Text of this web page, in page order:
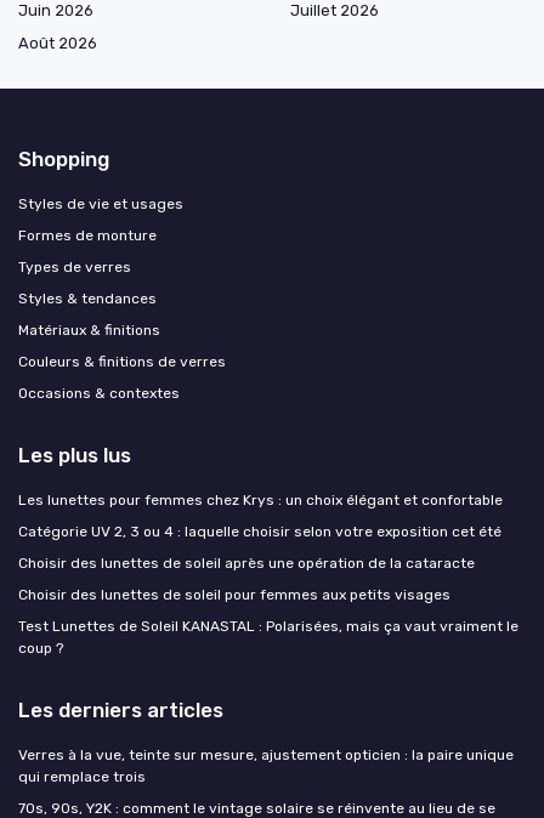
Juin 2026
Juillet 2026
Août 2026
Shopping
Styles de vie et usages
Formes de monture
Types de verres
Styles & tendances
Matériaux & finitions
Couleurs & finitions de verres
Occasions & contextes
Les plus lus
Les lunettes pour femmes chez Krys : un choix élégant et confortable
Catégorie UV 2, 3 ou 4 : laquelle choisir selon votre exposition cet été
Choisir des lunettes de soleil après une opération de la cataracte
Choisir des lunettes de soleil pour femmes aux petits visages
Test Lunettes de Soleil KANASTAL : Polarisées, mais ça vaut vraiment le
coup ?
Les derniers articles
Verres à la vue, teinte sur mesure, ajustement opticien : la paire unique
qui remplace trois
70s, 90s, Y2K : comment le vintage solaire se réinvente au lieu de se